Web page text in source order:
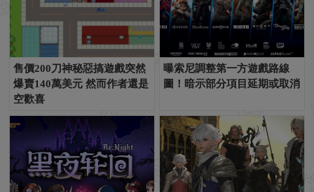
售價200刀神秘惡搞遊戲突然
爆賣140萬美元 然而作者還是
空歡喜
曝索尼調整第一方遊戲路線
圖！暗示部分項目延期或取消